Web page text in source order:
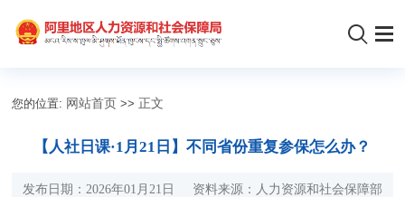
您的位置: 网站首页 >> 正文
【人社日课·1月21日】不同省份重复参保怎么办？
发布日期：2026年01月21日 资料来源：人力资源和社会保障部